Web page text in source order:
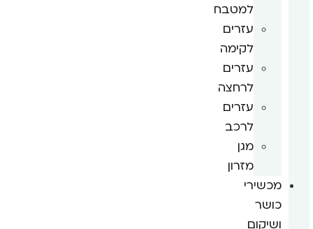
למטבח
עזרים
לקימה
עזרים
לרחצה
עזרים
לרכב
מגן
מזרון
מכשירי
כושר
ושיקום